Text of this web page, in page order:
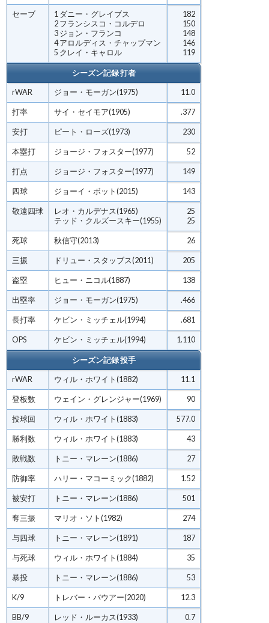
セーブ
1 ダニー・グレイブス
2 フランシスコ・コルデロ
3 ジョン・フランコ
4 アロルディス・チャップマン
5 クレイ・キャロル
182
150
148
146
119
シーズン記録 打者
rWAR ジョー・モーガン(1975) 11.0
打率 サイ・セイモア(1905) .377
安打 ピート・ローズ(1973) 230
本塁打 ジョージ・フォスター(1977) 52
打点 ジョージ・フォスター(1977) 149
四球 ジョーイ・ボット(2015) 143
敬遠四球
レオ・カルデナス(1965)
テッド・クルズースキー(1955)
25
25
死球 秋信守(2013) 26
三振 ドリュー・スタッブス(2011) 205
盗塁 ヒュー・ニコル(1887) 138
出塁率 ジョー・モーガン(1975) .466
長打率 ケビン・ミッチェル(1994) .681
OPS ケビン・ミッチェル(1994) 1.110
シーズン記録 投手
rWAR ウィル・ホワイト(1882) 11.1
登板数 ウェイン・グレンジャー(1969) 90
投球回 ウィル・ホワイト(1883) 577.0
勝利数 ウィル・ホワイト(1883) 43
敗戦数 トニー・マレーン(1886) 27
防御率 ハリー・マコーミック(1882) 1.52
被安打 トニー・マレーン(1886) 501
奪三振 マリオ・ソト(1982) 274
与四球 トニー・マレーン(1891) 187
与死球 ウィル・ホワイト(1884) 35
暴投 トニー・マレーン(1886) 53
K/9 トレバー・バウアー(2020) 12.3
BB/9 レッド・ルーカス(1933) 0.7